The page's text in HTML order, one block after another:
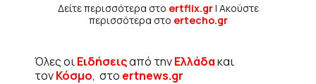
Δείτε περισσότερα στο ertflix.gr| Ακούστε
περισσότερα στο ertecho.gr
Όλες οιΕιδήσειςαπό τηνΕλλάδακαι
τονΚόσμο, στο ertnews.gr